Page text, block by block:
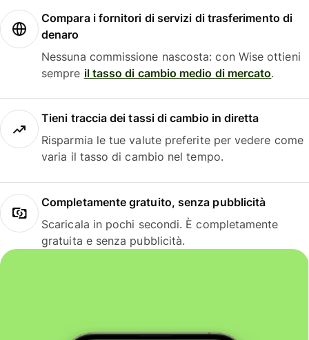
Compara i fornitori di servizi di trasferimento di
denaro
Nessuna commissione nascosta: con Wise ottieni
sempre il tasso di cambio medio di mercato.
Tieni traccia dei tassi di cambio in diretta
Risparmia le tue valute preferite per vedere come
varia il tasso di cambio nel tempo.
Completamente gratuito, senza pubblicità
Scaricala in pochi secondi. È completamente
gratuita e senza pubblicità.